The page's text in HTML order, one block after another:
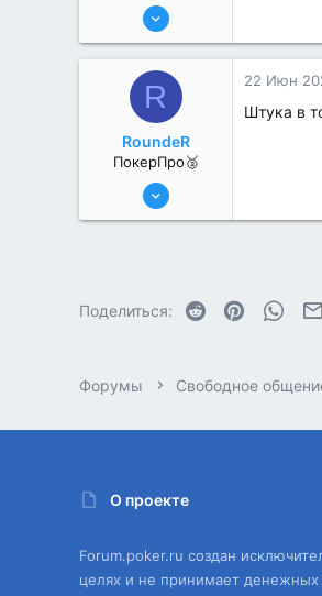
8 Июн 2022
0
R
RoundeR
ПокерПро🥈
6 Июн 2022
22 Июн
Штука в
Поделиться: Reddit Pinterest
Форумы Свободное
О проекте
Forum.poker.ru создан
целях и не принимает